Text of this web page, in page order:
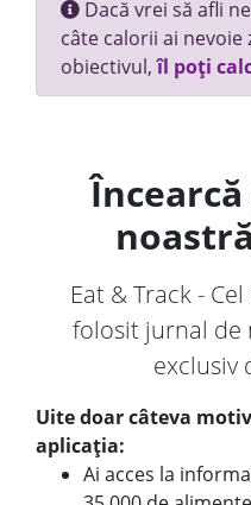
Dacă vrei să afli
câte calorii ai
obiectivul,îl poți
Eat & Track -
folosit jurnal de
exclusiv
Uite doar câteva
aplicația:
Ai acces la